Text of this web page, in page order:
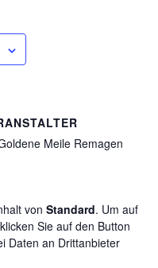
Meile Remagen
von Standard. Um auf
Sie auf den Button
Daten an Drittanbieter